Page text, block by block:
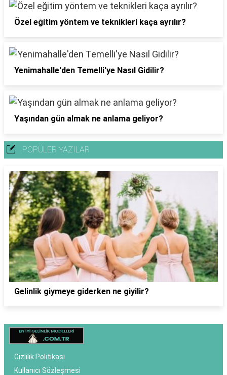
Özel eğitim yöntem ve teknikleri kaça ayrılır?
Yenimahalle'den Temelli'ye Nasıl Gidilir?
Yaşından gün almak ne anlama geliyor?
POPÜLER YAZILAR
Gelinlik giymeye giderken ne giyilir?
Gizlilik Politikası
Kullanıcı Sözleşmesi